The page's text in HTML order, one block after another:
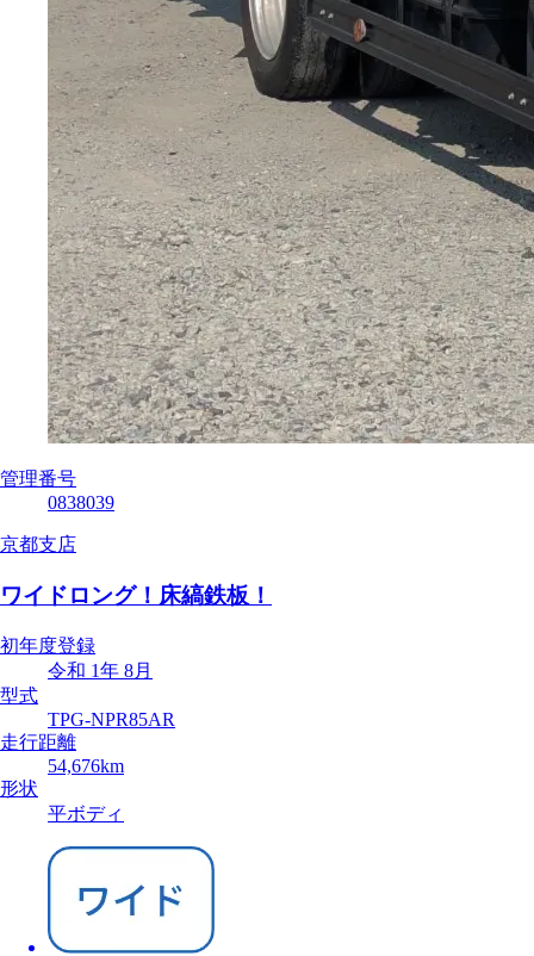
管理番号
0838039
京都支店
ワイドロング！床縞鉄板！
初年度登録
令和 1年 8月
型式
TPG-NPR85AR
走行距離
54,676km
形状
平ボディ